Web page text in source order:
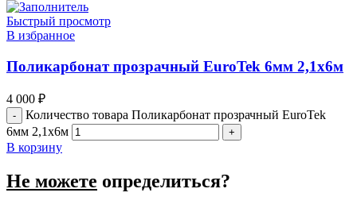
Быстрый просмотр
В избранное
Поликарбонат прозрачный EuroTek 6мм 2,1х6м
4 000 ₽
Количество товара Поликарбонат прозрачный EuroTek
6мм 2,1х6м
В корзину
Не можете определиться?